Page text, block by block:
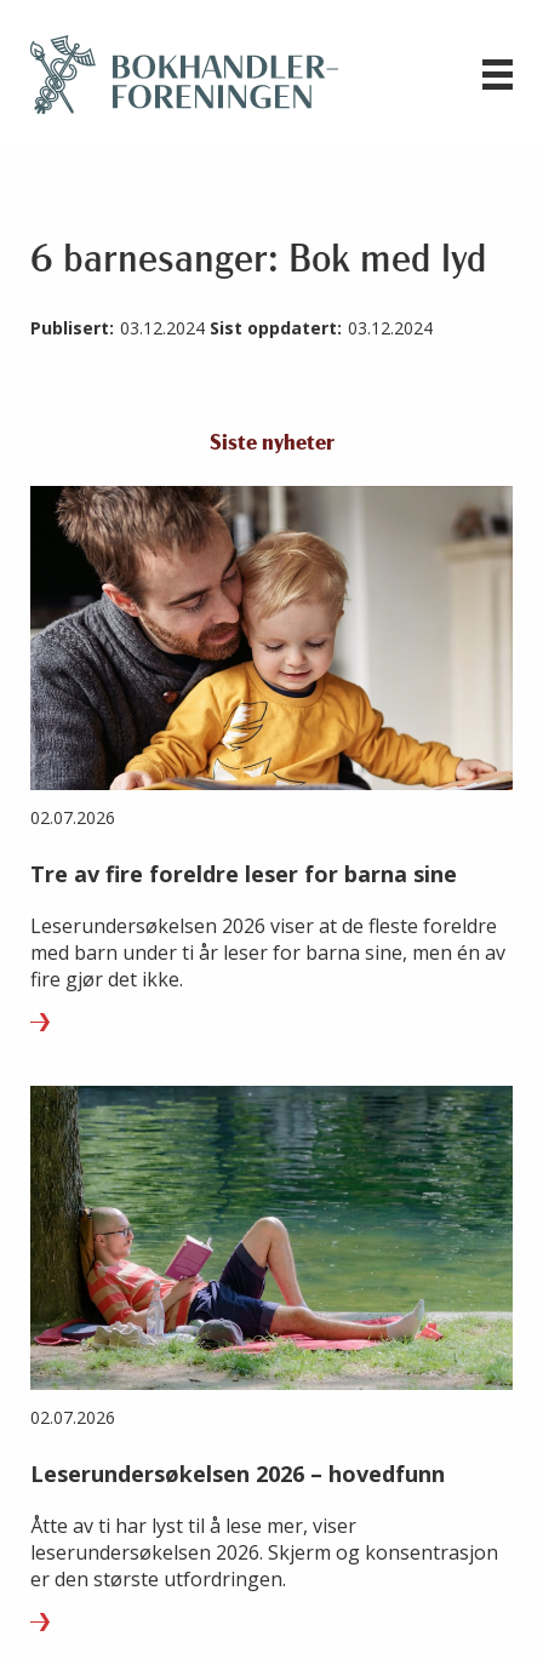
6 barnesanger: Bok med lyd
Publisert: 03.12.2024 Sist oppdatert: 03.12.2024
Siste nyheter
02.07.2026
Tre av fire foreldre leser for barna sine
Leserundersøkelsen 2026 viser at de fleste foreldre
med barn under ti år leser for barna sine, men én av
fire gjør det ikke.
02.07.2026
Leserundersøkelsen 2026 – hovedfunn
Åtte av ti har lyst til å lese mer, viser
leserundersøkelsen 2026. Skjerm og konsentrasjon
er den største utfordringen.